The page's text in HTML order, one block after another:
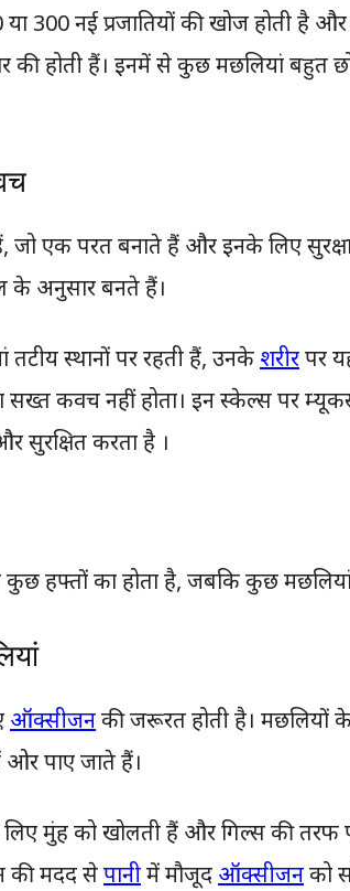
या 300 नई प्रजातियों की खोज होती है
की होती हैं। इनमें से कुछ मछलियां बहुत
जो एक परत बनाते हैं और इनके लिए
के अनुसार बनते हैं।
स्थानों पर रहती हैं, उनके शरीरपर
सख्त कवच नहीं होता। इन स्केल्स पर
सुरक्षित करता है ।
हफ्तों का होता है, जबकि कुछ
ऑक्सीजनकी जरूरत होती है। मछलियों
ओर पाए जाते हैं।
मुंह को खोलती हैं और गिल्स की
की मदद सेपानीमें मौजूद ऑक्सीजनको